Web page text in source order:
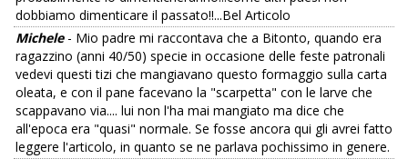
dobbiamo dimenticare il passato!!...Bel Articolo
Michele- Mio padre mi raccontava che a Bitonto, quando era
ragazzino (anni 40/50) specie in occasione delle feste patronali
vedevi questi tizi che mangiavano questo formaggio sulla carta
oleata, e con il pane facevano la "scarpetta" con le larve che
scappavano via.... lui non l'ha mai mangiato ma dice che
all'epoca era "quasi" normale. Se fosse ancora qui gli avrei fatto
leggere l'articolo, in quanto se ne parlava pochissimo in genere.